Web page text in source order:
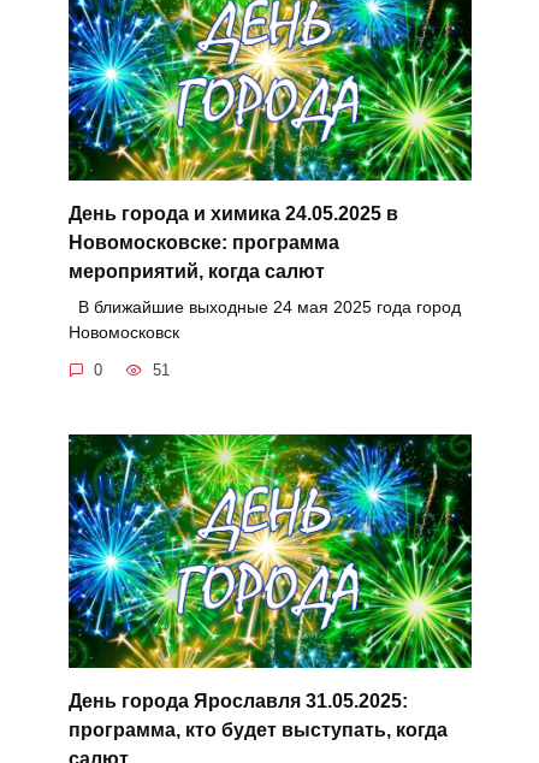
День города и химика 24.05.2025 в
Новомосковске: программа
мероприятий, когда салют
В ближайшие выходные 24 мая 2025 года город
Новомосковск
0 51
День города Ярославля 31.05.2025:
программа, кто будет выступать, когда
салют